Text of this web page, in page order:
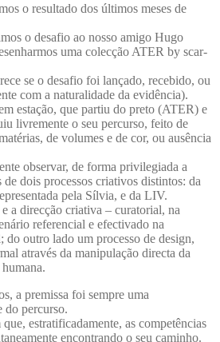
o resultado dos últimos meses de
o desafio ao nosso amigo Hugo
uma colecção ATER by scar-
se o desafio foi lançado, recebido, ou
com a naturalidade da evidência).
estação, que partiu do preto (ATER) e
livremente o seu percurso, feito de
de volumes e de cor, ou ausência
observar, de forma privilegiada a
dois processos criativos distintos: da
pela Sílvia, e da LIV.
a direcção criativa – curatorial, na
referencial e efectivado na
do outro lado um processo de design,
através da manipulação directa da
a premissa foi sempre uma
do percurso.
estratificadamente, as competências
encontrando o seu caminho.